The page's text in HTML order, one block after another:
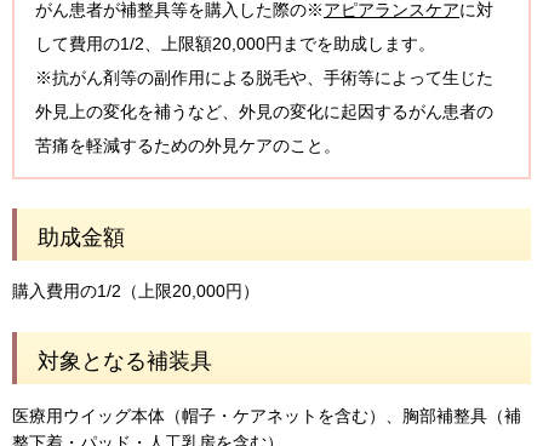
がん患者が補整具等を購入した際の※アピアランスケアに対
して費用の1/2、上限額20,000円までを助成します。
※抗がん剤等の副作用による脱毛や、手術等によって生じた
外見上の変化を補うなど、外見の変化に起因するがん患者の
苦痛を軽減するための外見ケアのこと。
助成金額
購入費用の1/2（上限20,000円）
対象となる補装具
医療用ウイッグ本体（帽子・ケアネットを含む）、胸部補整具（補
整下着・パッド・人工乳房を含む）